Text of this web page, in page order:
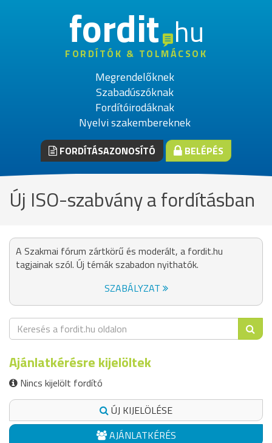
fordithu
FORDÍTÓK & TOLMÁCSOK
Megrendelőknek
Szabadúszóknak
Fordítóirodáknak
Nyelvi szakembereknek
FORDÍTÁSAZONOSÍTÓ BELÉPÉS
Új ISO-szabvány a fordításban
A Szakmai fórum zártkörű és moderált, a fordit.hu
tagjainak szól. Új témák szabadon nyithatók.
SZABÁLYZAT
Ajánlatkérésre kijelöltek
Nincs kijelölt fordító
ÚJ KIJELÖLÉSE
AJÁNLATKÉRÉS